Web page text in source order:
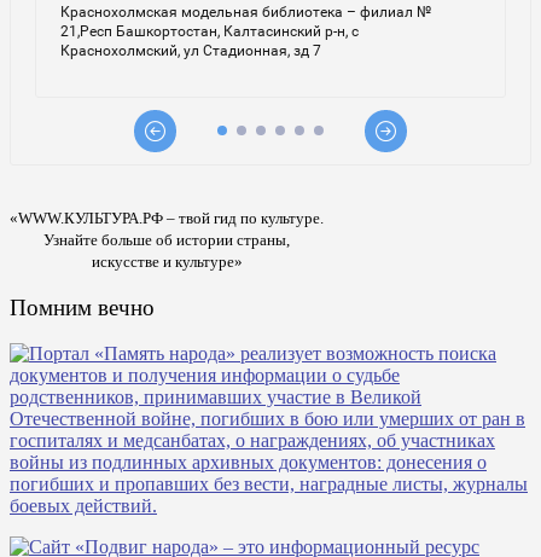
«WWW.КУЛЬТУРА.РФ – твой гид по культуре.
Узнайте больше об истории страны,
искусстве и культуре»
Помним вечно